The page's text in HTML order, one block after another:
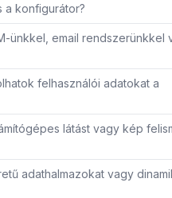
a konfigurátor?
ünkkel, email rendszerünkkel
felhasználói adatokat a
látást vagy kép
adathalmazokat vagy